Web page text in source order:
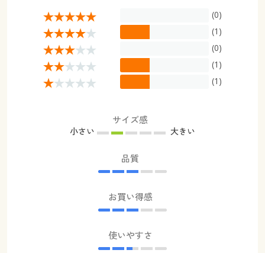
(0)
(1)
(0)
(1)
(1)
サイズ感
小さい 大きい
品質
お買い得感
使いやすさ